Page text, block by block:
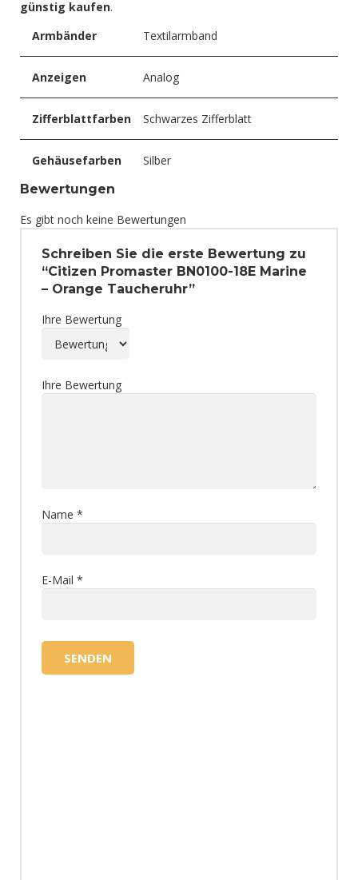
günstig kaufen.
Armbänder
Textilarmband
Anzeigen Analog
Zifferblattfarben Schwarzes Zifferblatt
Gehäusefarben
Silber
Bewertungen
Es gibt noch keine Bewertungen
Schreiben Sie die erste Bewertung zu
“Citizen Promaster BN0100-18E Marine
– Orange Taucheruhr”
Ihre Bewertung
Ihre Bewertung
Name *
E-Mail *